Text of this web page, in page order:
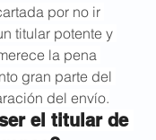
por no ir
titular potente y
la pena
gran parte del
del envío.
el titular de